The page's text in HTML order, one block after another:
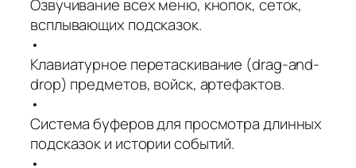
Озвучивание всех меню, кнопок, сеток,
всплывающих подсказок.
•
Клавиатурное перетаскивание (drag-and-
drop) предметов, войск, артефактов.
•
Система буферов для просмотра длинных
подсказок и истории событий.
•